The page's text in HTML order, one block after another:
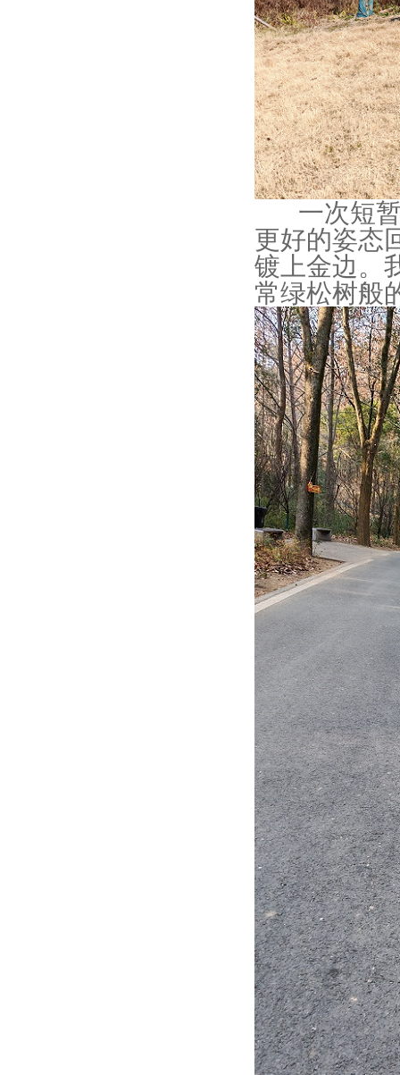
一次短暂
更好的姿态
镀上金边。
常绿松树般